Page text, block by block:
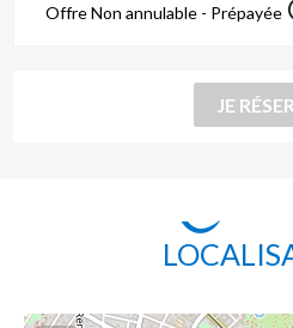
Offre Non annulable - Prépayée